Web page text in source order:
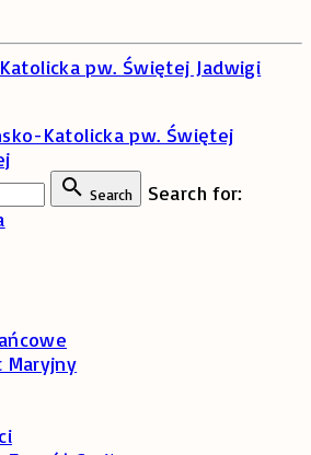
Search
Search for:
Maryjny